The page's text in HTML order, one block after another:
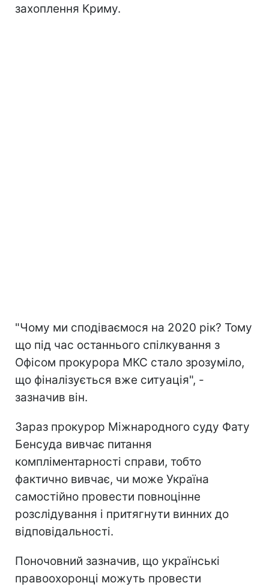
захоплення Криму.
"Чому ми сподіваємося на 2020 рік? Тому
що під час останнього спілкування з
Офісом прокурора МКС стало зрозуміло,
що фіналізується вже ситуація", -
зазначив він.
Зараз прокурор Міжнародного суду Фату
Бенсуда вивчає питання
компліментарності справи, тобто
фактично вивчає, чи може Україна
самостійно провести повноцінне
розслідування і притягнути винних до
відповідальності.
Поночовний зазначив, що українські
правоохоронці можуть провести